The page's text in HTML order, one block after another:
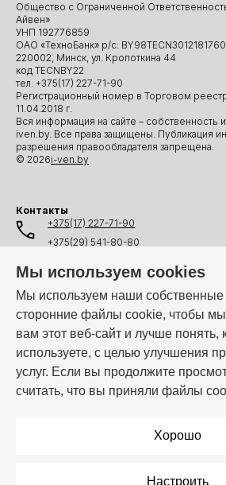
Мы используем cookies
Мы используем наши
сторонние файлы cookie, чтобы мы
вам этот веб-сайт и лучше понять,
используете, с целью улучшения
услуг. Если вы продолжите
считать, что вы приняли файлы
Хорошо
Настроить
Общество с Ограниченной
Айвен»
УНП 192776859
ОАО «ТехноБанк» р/с:
220002, Минск, ул. Кропоткина 44
код TECNBY22
тел. +375(17) 227-71-90
Регистрационный номер в Торговом
11.04.2018 г.
Вся информация на сайте – собственность
iven.by. Все права защищены. Публикация
разрешения правообладателя запрещена.
© 2026i-ven.by
Контакты
+375(17) 227-71-90
+375(29) 541-80-80
+375(44) 541-80-80
info@i-ven.by
Мы в мессенджерах:
Режим работы: Пн–Пт: